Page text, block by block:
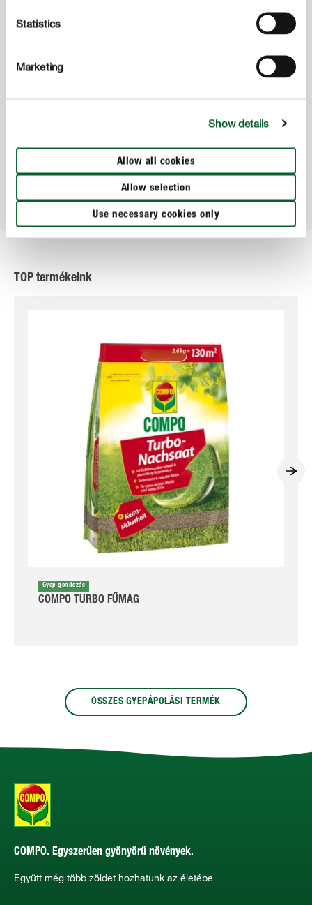
Statistics
Marketing
Show details
Allow all cookies
Allow selection
Use necessary cookies only
Növényvédelem
TOP termékeink
Gyep gondozás
COMPO TURBO FŰMAG
ÖSSZES GYEPÁPOLÁSI TERMÉK
COMPO. Egyszerűen gyönyörű növények.
Együtt még több zöldet hozhatunk az életébe